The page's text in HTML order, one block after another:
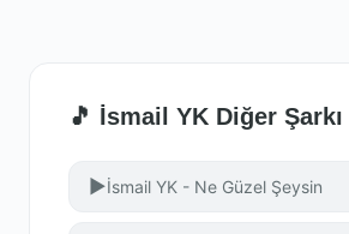
🎵 İsmail YK Diğer
▶İsmail YK - Ne Güzel Şeysin